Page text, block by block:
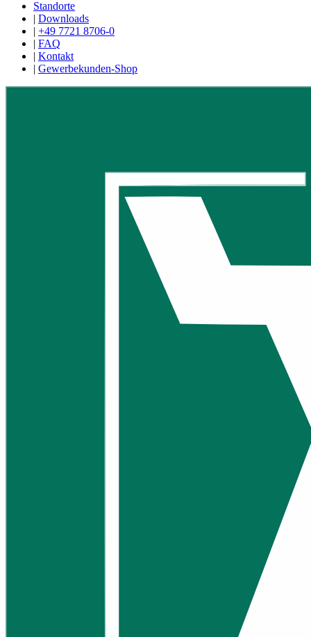
Standorte
| Downloads
| +49 7721 8706-0
| FAQ
| Kontakt
| Gewerbekunden-Shop